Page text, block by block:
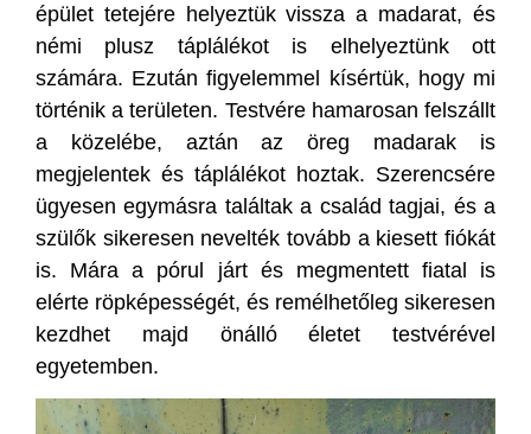
épület tetejére helyeztük vissza a madarat, és
némi plusz táplálékot is elhelyeztünk ott
számára. Ezután figyelemmel kísértük, hogy mi
történik a területen. Testvére hamarosan felszállt
a közelébe, aztán az öreg madarak is
megjelentek és táplálékot hoztak. Szerencsére
ügyesen egymásra találtak a család tagjai, és a
szülők sikeresen nevelték tovább a kiesett fiókát
is. Mára a pórul járt és megmentett fiatal is
elérte röpképességét, és remélhetőleg sikeresen
kezdhet majd önálló életet testvérével
egyetemben.